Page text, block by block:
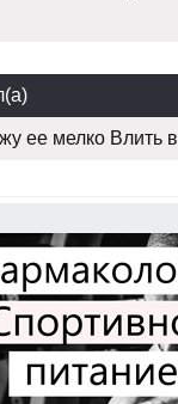
ее мелко Влить